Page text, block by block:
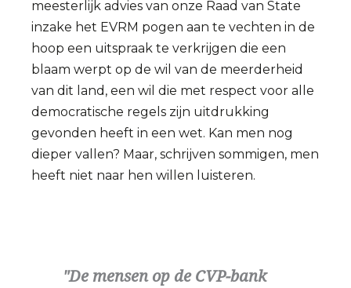
meesterlijk advies van onze Raad van State
inzake het EVRM pogen aan te vechten in de
hoop een uitspraak te verkrijgen die een
blaam werpt op de wil van de meerderheid
van dit land, een wil die met respect voor alle
democratische regels zijn uitdrukking
gevonden heeft in een wet. Kan men nog
dieper vallen? Maar, schrijven sommigen, men
heeft niet naar hen willen luisteren.
De mensen op de CVP-bank